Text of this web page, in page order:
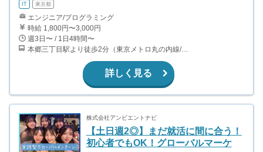
IT 東京都
エンジニア/プログラミング
時給 1,800円〜3,000円
週3日〜 / 1日4時間〜
本郷三丁目駅より徒歩2分（東京メトロ丸の内線/都営地下鉄大江戸線）
詳しく見る
株式会社アンビエントナビ
【土日週2◎】まだ就活に間に合う！
初心者でもOK！グローバルマーケ